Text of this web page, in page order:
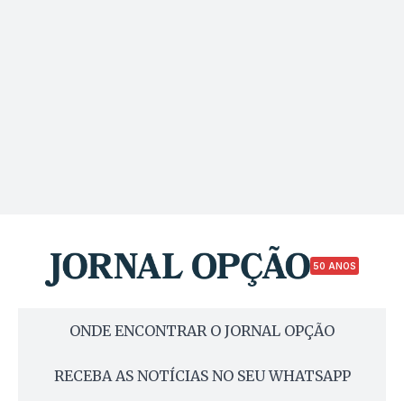
50 ANOS
ONDE ENCONTRAR O JORNAL OPÇÃO
RECEBA AS NOTÍCIAS NO SEU WHATSAPP